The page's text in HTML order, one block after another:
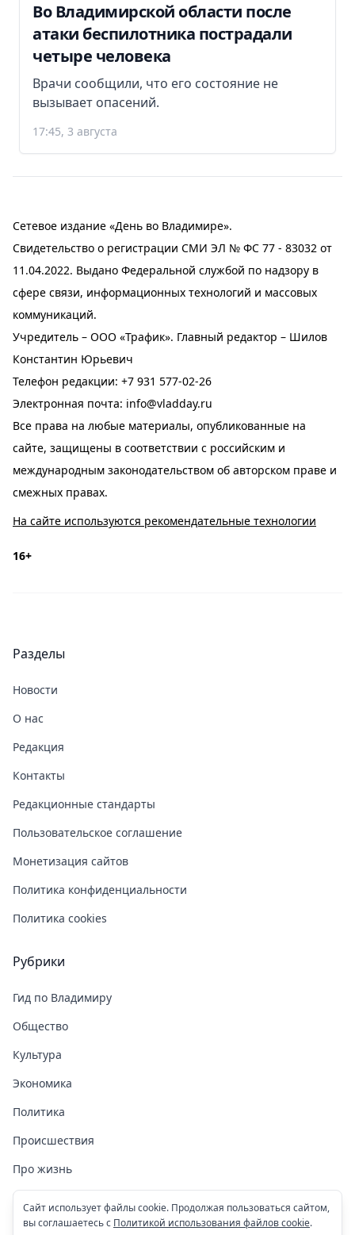
Во Владимирской области после
атаки беспилотника пострадали
четыре человека
Врачи сообщили, что его состояние не
вызывает опасений.
17:45, 3 августа
Сетевое издание «День во Владимире».
Свидетельство о регистрации СМИ ЭЛ № ФС 77 - 83032 от
11.04.2022. Выдано Федеральной службой по надзору в
сфере связи, информационных технологий и массовых
коммуникаций.
Учредитель – ООО «Трафик». Главный редактор – Шилов
Константин Юрьевич
Телефон редакции: +7 931 577-02-26
Электронная почта: info@vladday.ru
Все права на любые материалы, опубликованные на
сайте, защищены в соответствии с российским и
международным законодательством об авторском праве и
смежных правах.
На сайте используются рекомендательные технологии
16+
Разделы
Новости
О нас
Редакция
Контакты
Редакционные стандарты
Пользовательское соглашение
Монетизация сайтов
Политика конфиденциальности
Политика cookies
Рубрики
Гид по Владимиру
Общество
Культура
Экономика
Политика
Происшествия
Про жизнь
Здоровье
COVID-19
Сайт использует файлы cookie. Продолжая пользоваться сайтом,
вы соглашаетесь с Политикой использования файлов cookie.